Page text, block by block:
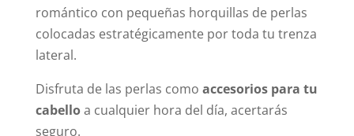
romántico con pequeñas horquillas de perlas
colocadas estratégicamente por toda tu trenza
lateral.
Disfruta de las perlas como accesorios para tu
cabelloa cualquier hora del día, acertarás
seguro.